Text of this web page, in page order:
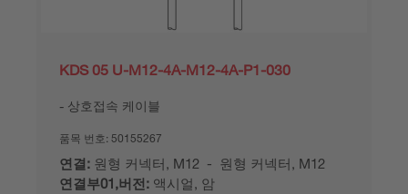
KDS 05 U-M12-4A-M12-4A-P1-030
상호접속 케이블
품목 번호: 50155267
연결: 원형 커넥터, M12 - 원형 커넥터, M12
연결부01,버전: 액시얼, 암